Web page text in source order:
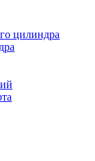
цилиндра